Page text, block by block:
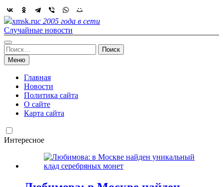
Skip
to
content
xmsk.ruс 2005 года в сети
Случайные новости
Найти:
Меню
Главная
Новости
Политика сайта
О сайте
Карта сайта
Интересное